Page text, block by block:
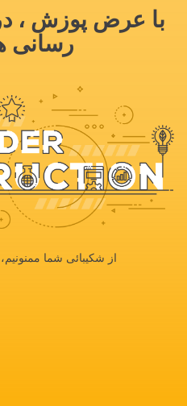
با عرض پوزش ،
رسانی
از شکیبائی شما